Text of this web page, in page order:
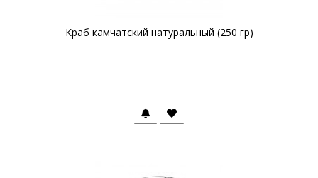
Краб камчатский натуральный (250 гр)